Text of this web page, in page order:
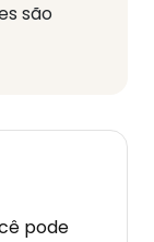
são
pode